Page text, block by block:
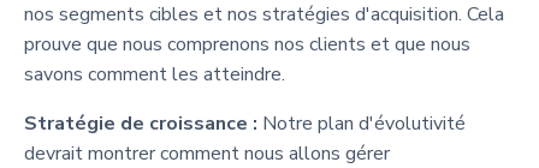
nos segments cibles et nos stratégies d'acquisition. Cela
prouve que nous comprenons nos clients et que nous
savons comment les atteindre.
Stratégie de croissance : Notre plan d'évolutivité
devrait montrer comment nous allons gérer